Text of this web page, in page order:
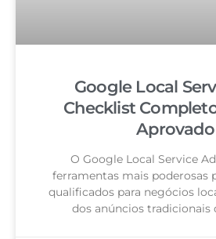
Google Local
Checklist
Aprovado
O Google Local Service
ferramentas mais poderosas
qualificados para negócios
dos anúncios tradicionais